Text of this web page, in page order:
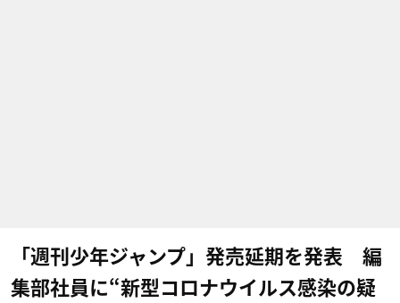
「週刊少年ジャンプ」発売延期を発表 編
集部社員に“新型コロナウイルス感染の疑